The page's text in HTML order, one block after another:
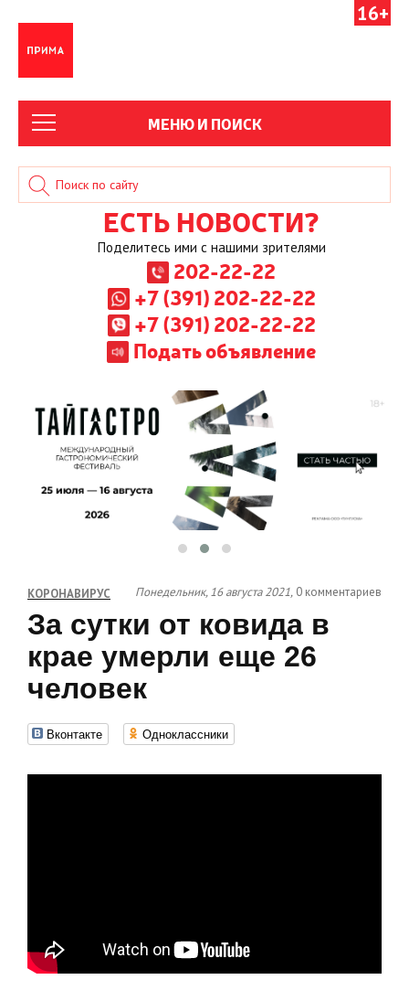
16+
МЕНЮ И ПОИСК
ЕСТЬ НОВОСТИ?
Поделитесь ими с нашими зрителями
202-22-22
+7 (391) 202-22-22
+7 (391) 202-22-22
Подать объявление
КОРОНАВИРУС Понедельник, 16 августа 2021, 0 комментариев
За сутки от ковида в
крае умерли еще 26
человек
Вконтакте Одноклассники